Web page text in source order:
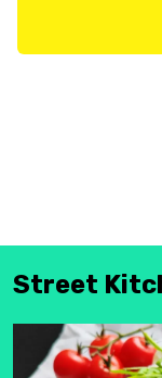
Street